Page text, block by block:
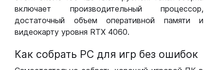
включает производительный процессор,
достаточный объем оперативной памяти и
видеокарту уровня RTX 4060.
Как собрать РС для игр без ошибок